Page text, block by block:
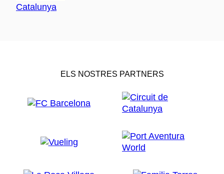
ELS NOSTRES PARTNERS